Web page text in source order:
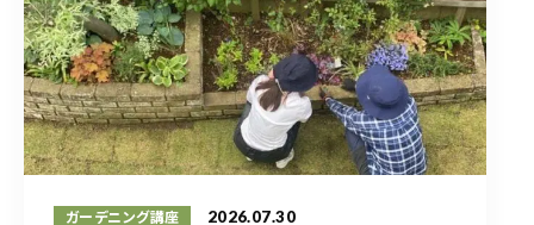
ガーデニング講座 2026.07.30